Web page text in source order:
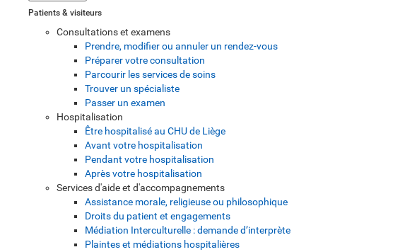
Patients & visiteurs
Consultations et examens
Prendre, modifier ou annuler un rendez-vous
Préparer votre consultation
Parcourir les services de soins
Trouver un spécialiste
Passer un examen
Hospitalisation
Être hospitalisé au CHU de Liège
Avant votre hospitalisation
Pendant votre hospitalisation
Après votre hospitalisation
Services d'aide et d'accompagnements
Assistance morale, religieuse ou philosophique
Droits du patient et engagements
Médiation Interculturelle : demande d’interprète
Plaintes et médiations hospitalières